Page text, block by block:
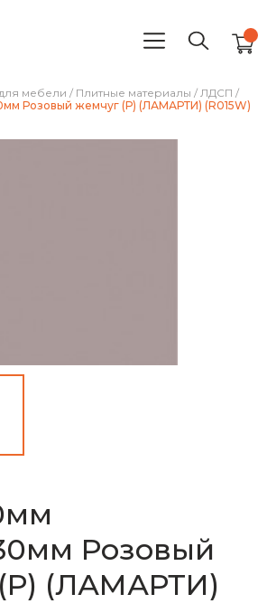
мебели / Плитные материалы / ЛДСП /
Розовый жемчуг (Р) (ЛАМАРТИ) (R015W)
Розовый
(ЛАМАРТИ)